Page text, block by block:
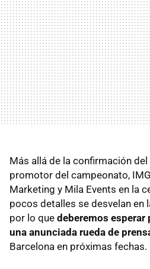
Más allá de la confirmación del
promotor del campeonato,
Marketing y Mila Events en la
pocos detalles se desvelan en
por lo que deberemos esperar
una anunciada rueda de
Barcelona en próximas fechas.